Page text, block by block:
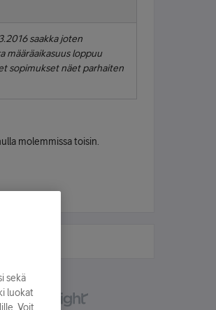
saakka joten
määräaikasuus loppuu
sopimukset näet parhaiten
molemmissa toisin.
sekä
luokat
Voit